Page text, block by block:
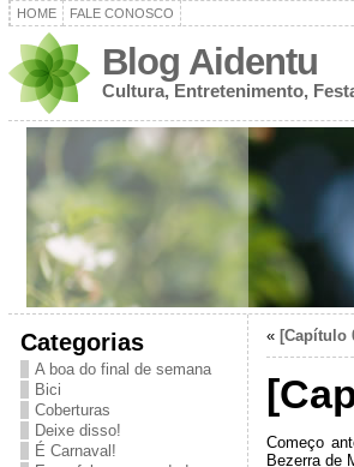
HOME FALE CONOSCO
Blog Aidentu
Cultura, Entretenimento,
Categorias
A boa do final de semana
Bici
Coberturas
Deixe disso!
É Carnaval!
« [Capítulo
Começo
Bezerra de